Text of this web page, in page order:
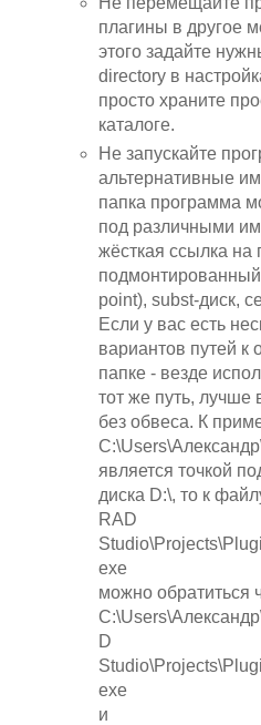
плагины в другое
этого задайте
directory в
просто храните
каталоге.
Не запускайте
альтернативные
папка программа
под различными
жёсткая ссылка на
point), subst-диск,
Если у вас есть
вариантов путей к
папке - везде
тот же путь, лучше
без обвеса. К
является точкой
диска D:\, то к
RAD
exe
можно обратиться
D
exe
и